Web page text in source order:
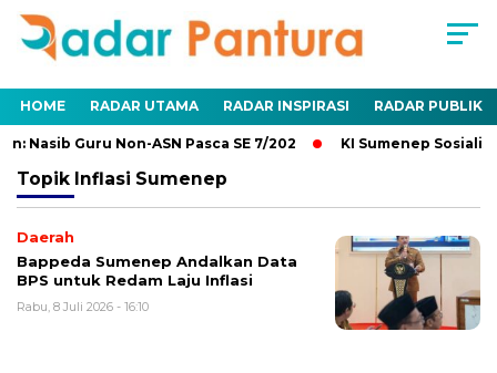
HOME RADAR UTAMA RADAR INSPIRASI RADAR PUBLIK
Nasib Guru Non-ASN Pasca SE 7/202 KI Sumenep
Topik Inflasi Sumenep
Daerah
Bappeda Sumenep Andalkan Data
BPS untuk Redam Laju Inflasi
Rabu, 8 Juli 2026 - 16:10